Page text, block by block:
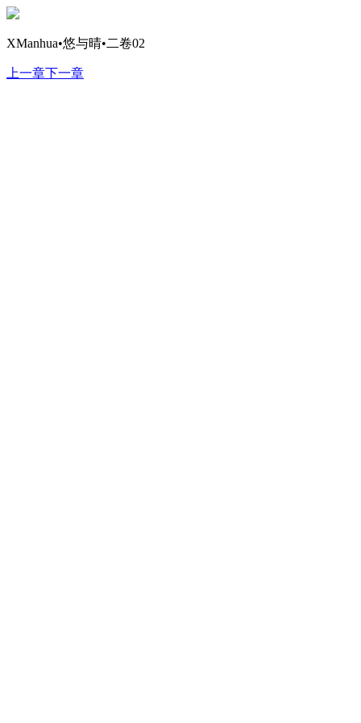
XManhua•悠与晴•二卷02
上一章下一章